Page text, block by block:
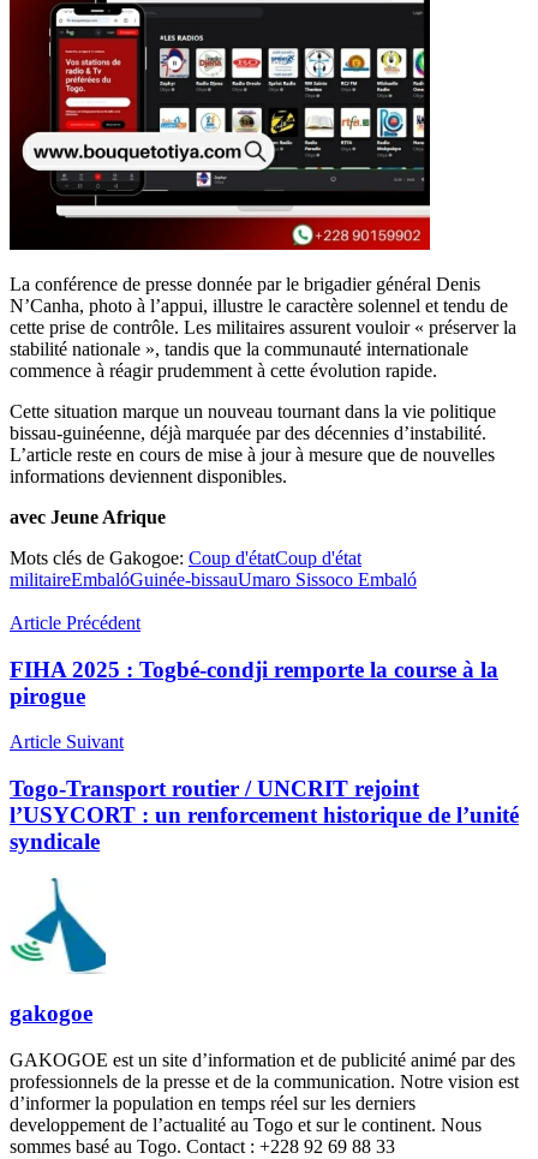
La conférence de presse donnée par le brigadier général Denis
N’Canha, photo à l’appui, illustre le caractère solennel et tendu de
cette prise de contrôle. Les militaires assurent vouloir « préserver la
stabilité nationale », tandis que la communauté internationale
commence à réagir prudemment à cette évolution rapide.
Cette situation marque un nouveau tournant dans la vie politique
bissau-guinéenne, déjà marquée par des décennies d’instabilité.
L’article reste en cours de mise à jour à mesure que de nouvelles
informations deviennent disponibles.
avec Jeune Afrique
Mots clés de Gakogoe: Coup d'étatCoup d'état
militaireEmbalóGuinée-bissauUmaro Sissoco Embaló
Article Précédent
FIHA 2025 : Togbé-condji remporte la course à la
pirogue
Article Suivant
Togo-Transport routier / UNCRIT rejoint
l’USYCORT : un renforcement historique de l’unité
syndicale
gakogoe
GAKOGOE est un site d’information et de publicité animé par des
professionnels de la presse et de la communication. Notre vision est
d’informer la population en temps réel sur les derniers
developpement de l’actualité au Togo et sur le continent. Nous
sommes basé au Togo. Contact : +228 92 69 88 33